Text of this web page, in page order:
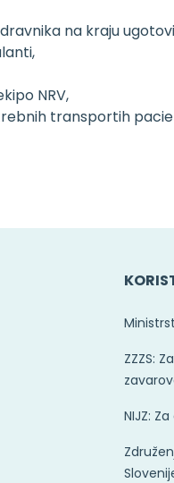
na kraju ugotovi
NRV,
transportih
ZZZS:
NIJZ: